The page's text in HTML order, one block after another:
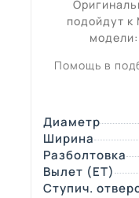
подойдут
Помощь в
Диаметр
Ширина
Разболтовка
Вылет (ЕТ)
Ступич.